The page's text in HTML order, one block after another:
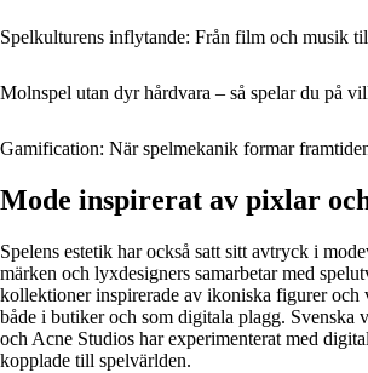
Spelkulturens inflytande: Från film och musik
Molnspel utan dyr hårdvara – så spelar du på
Gamification: När spelmekanik formar
Mode inspirerat av pixlar
Spelens estetik har också satt sitt avtryck i
märken och lyxdesigners samarbetar med
kollektioner inspirerade av ikoniska figurer och
både i butiker och som digitala plagg. Svenska
och Acne Studios har experimenterat med
kopplade till spelvärlden.